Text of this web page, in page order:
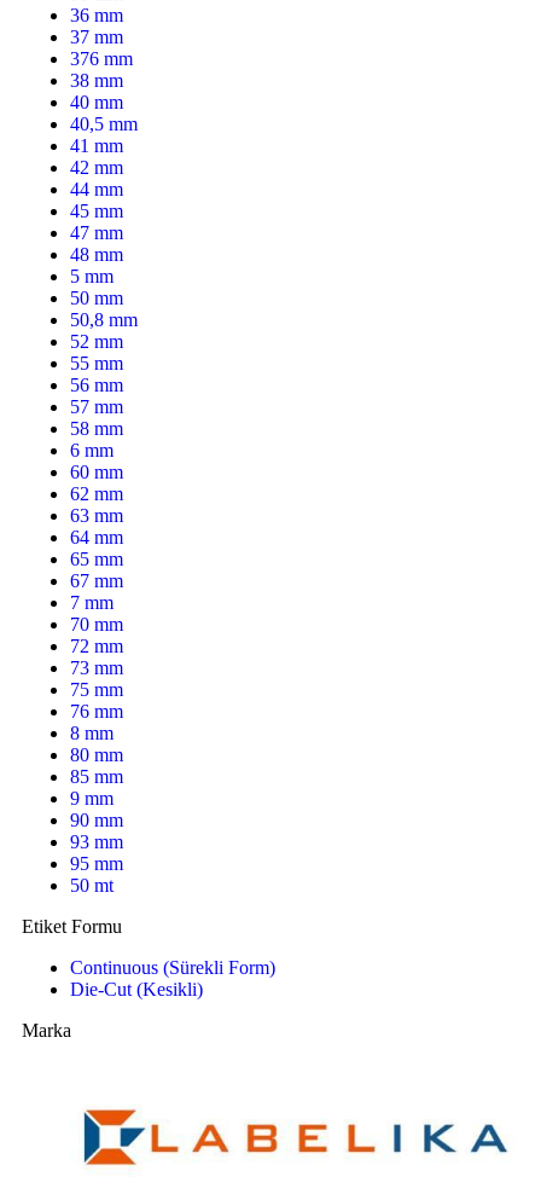
36 mm
37 mm
376 mm
38 mm
40 mm
40,5 mm
41 mm
42 mm
44 mm
45 mm
47 mm
48 mm
5 mm
50 mm
50,8 mm
52 mm
55 mm
56 mm
57 mm
58 mm
6 mm
60 mm
62 mm
63 mm
64 mm
65 mm
67 mm
7 mm
70 mm
72 mm
73 mm
75 mm
76 mm
8 mm
80 mm
85 mm
9 mm
90 mm
93 mm
95 mm
50 mt
Etiket Formu
Continuous (Sürekli Form)
Die-Cut (Kesikli)
Marka